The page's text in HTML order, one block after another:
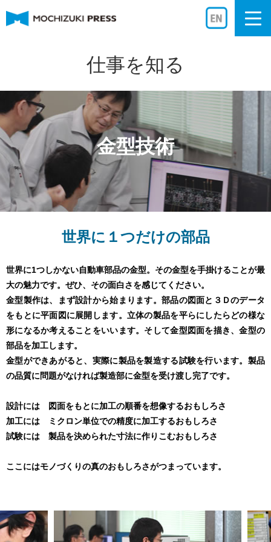
仕事を知る
金型技術
世界に１つだけの部品
世界に1つしかない自動車部品の金型。その金型を手掛けることが最
大の魅力です。ぜひ、その面白さを感じてください。
金型製作は、まず設計から始まります。部品の図面と３Ｄのデータ
をもとに平面図に展開します。立体の製品を平らにしたらどの様な
形になるか考えることをいいます。そして金型図面を描き、金型の
部品を加工します。
金型ができあがると、実際に製品を製造する試験を行います。製品
の品質に問題がなければ製造部に金型を受け渡し完了です。
設計には 図面をもとに加工の順番を想像するおもしろさ
加工には ミクロン単位での精度に加工するおもしろさ
試験には 製品を決められた寸法に作りこむおもしろさ
ここにはモノづくりの真のおもしろさがつまっています。